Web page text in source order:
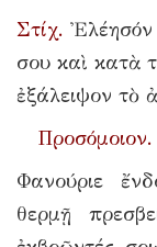
Στίχ. Ἐλέησόν
σου καὶ κατὰ
ἐξάλειψον τὸ
Φανούριε
θερμῇ